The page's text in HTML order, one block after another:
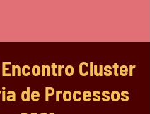
Encontro Cluster
de Processos